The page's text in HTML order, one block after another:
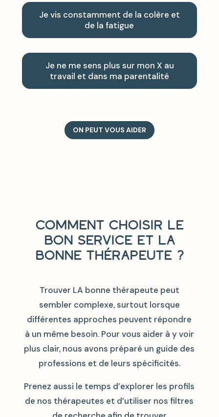
Je vis constamment de la colère et
de la fatigue
Je ne me sens plus sur mon X au
travail et dans ma parentalité
ON PEUT VOUS AIDER
Comment choisir le
bon service et la
bonne thérapeute ?
Trouver LA bonne thérapeute peut
sembler complexe, surtout lorsque
différentes approches peuvent répondre
à un même besoin. Pour vous aider à y voir
plus clair, nous avons préparé un guide des
professions et de leurs spécificités.
Prenez aussi le temps d’explorer les profils
de nos thérapeutes et d’utiliser nos filtres